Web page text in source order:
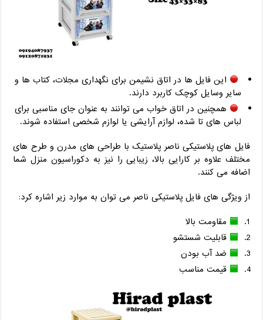
این فایل ها در اتاق نشیمن برای نگهداری مجلات، کتاب ها و
سایر وسایل کوچک کاربرد دارند.
همچنین در اتاق خواب می توانند به عنوان جای مناسبی برای
لباس های تا شده، لوازم آرایشی یا لوازم شخصی استفاده شوند.
فایل های پلاستیکی ناصر پلاستیک با طراحی های مدرن و طرح های
مختلف علاوه بر کارایی بالا، زیبایی را نیز به دکوراسیون منزل شما
اضافه می کنند.
از ویژگی های فایل پلاستیکی ناصر می توان به موارد زیر اشاره کرد:
مقاومت بالا
قابلیت شستشو
ضد آب بودن
قیمت مناسب